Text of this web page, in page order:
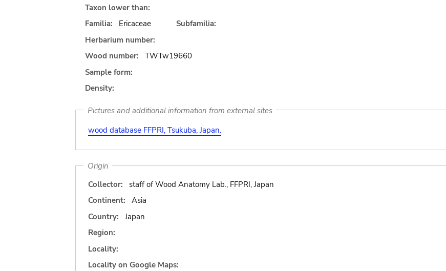
Taxon lower than:
Familia:
Ericaceae
Subfamilia:
Herbarium number:
Wood number:
TWTw19660
Sample form:
Density:
Pictures and additional information from external sites
wood database FFPRI, Tsukuba, Japan.
Origin
Collector:
staff of Wood Anatomy Lab., FFPRI, Japan
Continent:
Asia
Country:
Japan
Region:
Locality:
Locality on Google Maps: